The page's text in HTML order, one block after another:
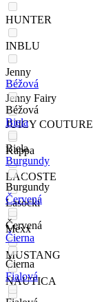
HUNTER
INBLU
Jenny
Jenny Fairy
JUICY COUTURE
Kappa
LACOSTE
Lasocki
Mexx
MUSTANG
NAUTICA
Béžová
Béžová
Biela
Biela
Burgundy
Burgundy
Červená
Červená
Čierna
Čierna
Fialová